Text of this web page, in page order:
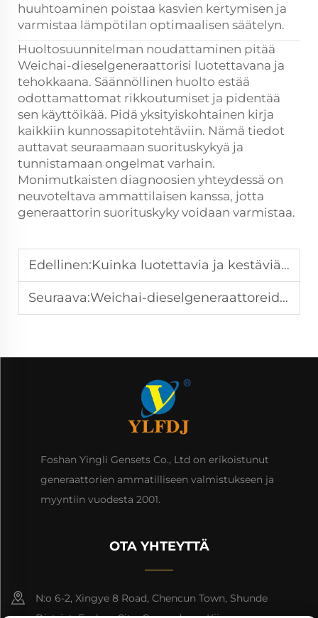
huuhtoaminen poistaa kasvien kertymisen ja
varmistaa lämpötilan optimaalisen säätelyn.
Huoltosuunnitelman noudattaminen pitää
Weichai-dieselgeneraattorisi luotettavana ja
tehokkaana. Säännöllinen huolto estää
odottamattomat rikkoutumiset ja pidentää
sen käyttöikää. Pidä yksityiskohtainen kirja
kaikkiin kunnossapitotehtäviin. Nämä tiedot
auttavat seuraamaan suorituskykyä ja
tunnistamaan ongelmat varhain.
Monimutkaisten diagnoosien yhteydessä on
neuvoteltava ammattilaisen kanssa, jotta
generaattorin suorituskyky voidaan varmistaa.
Edellinen:Kuinka luotettavia ja kestäviä Weichai-dieselgeneraattorit ovat?
Seuraava:Weichai-dieselgeneraattoreiden ympäristöystävällisyyden analysointi
Foshan Yingli Gensets Co., Ltd on erikoistunut
generaattorien ammatilliseen valmistukseen ja
myyntiin vuodesta 2001.
OTA YHTEYTTÄ
N:o 6-2, Xingye 8 Road, Chencun Town, Shunde